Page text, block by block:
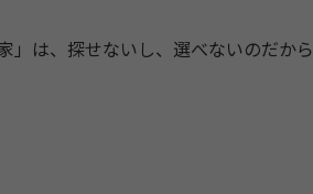
」は、探せないし、選べないのだから